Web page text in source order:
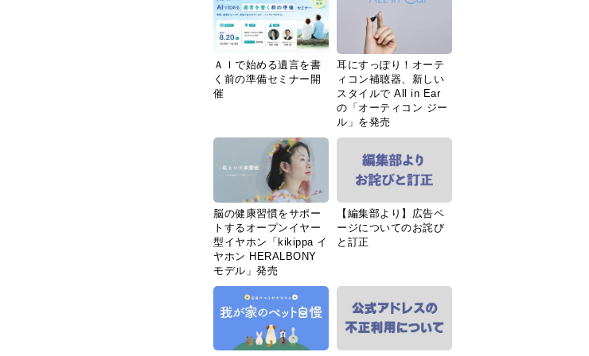
ＡＩで始める遺言を書
く前の準備セミナー開
催
耳にすっぽり！オーテ
ィコン補聴器、新しい
スタイルで All in Ear
の「オーティコン ジー
ル」を発売
脳の健康習慣をサポー
トするオープンイヤー
型イヤホン「kikippa イ
ヤホン HERALBONY
モデル」発売
【編集部より】広告ペ
ージについてのお詫び
と訂正